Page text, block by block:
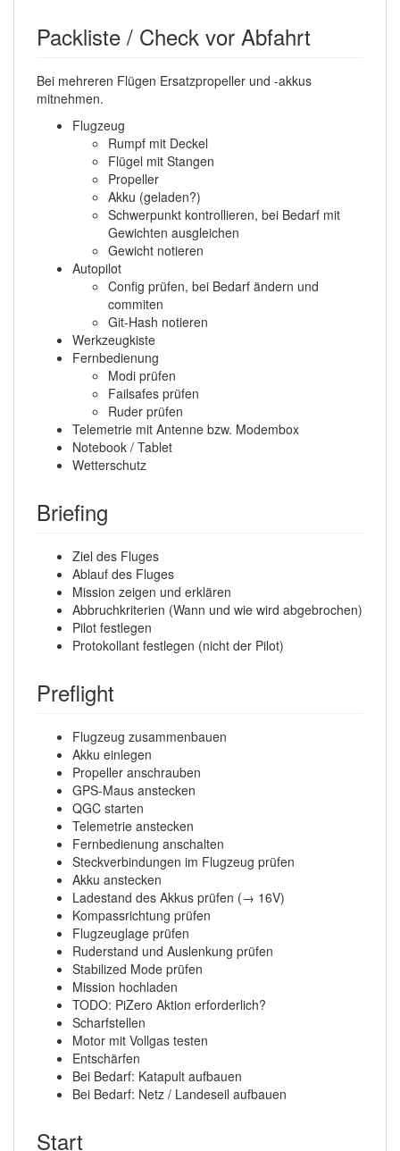
Packliste / Check vor Abfahrt
Bei mehreren Flügen Ersatzpropeller und -akkus
mitnehmen.
Flugzeug
Rumpf mit Deckel
Flügel mit Stangen
Propeller
Akku (geladen?)
Schwerpunkt kontrollieren, bei Bedarf mit
Gewichten ausgleichen
Gewicht notieren
Autopilot
Config prüfen, bei Bedarf ändern und
commiten
Git-Hash notieren
Werkzeugkiste
Fernbedienung
Modi prüfen
Failsafes prüfen
Ruder prüfen
Telemetrie mit Antenne bzw. Modembox
Notebook / Tablet
Wetterschutz
Briefing
Ziel des Fluges
Ablauf des Fluges
Mission zeigen und erklären
Abbruchkriterien (Wann und wie wird abgebrochen)
Pilot festlegen
Protokollant festlegen (nicht der Pilot)
Preflight
Flugzeug zusammenbauen
Akku einlegen
Propeller anschrauben
GPS-Maus anstecken
QGC starten
Telemetrie anstecken
Fernbedienung anschalten
Steckverbindungen im Flugzeug prüfen
Akku anstecken
Ladestand des Akkus prüfen (→ 16V)
Kompassrichtung prüfen
Flugzeuglage prüfen
Ruderstand und Auslenkung prüfen
Stabilized Mode prüfen
Mission hochladen
TODO: PiZero Aktion erforderlich?
Scharfstellen
Motor mit Vollgas testen
Entschärfen
Bei Bedarf: Katapult aufbauen
Bei Bedarf: Netz / Landeseil aufbauen
Start